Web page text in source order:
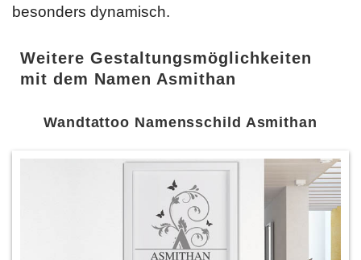
besonders dynamisch.
Weitere Gestaltungsmöglichkeiten
mit dem Namen Asmithan
Wandtattoo Namensschild Asmithan